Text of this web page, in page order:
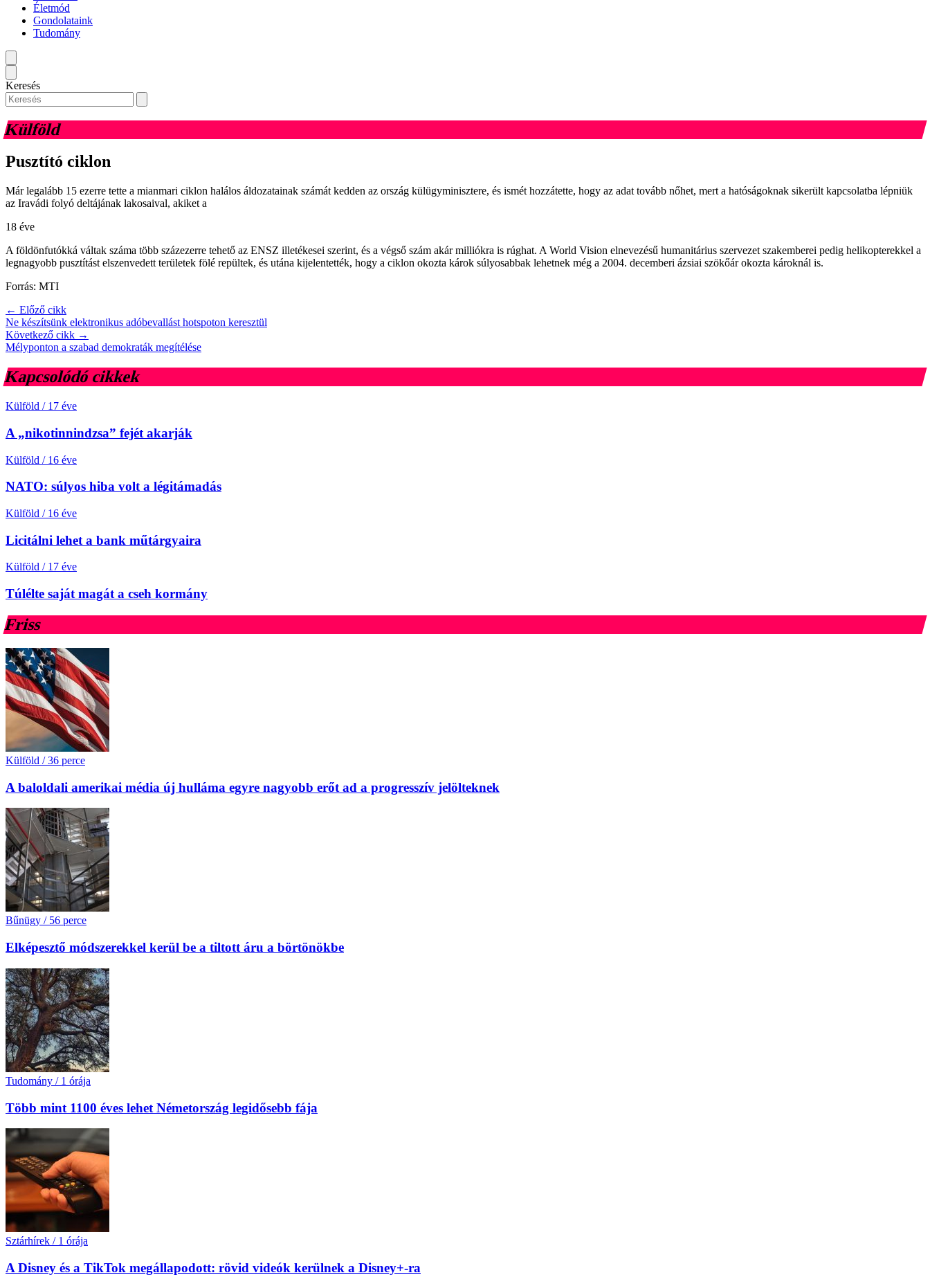
Életmód
Gondolataink
Tudomány
Keresés
Külföld
Pusztító ciklon
Már legalább 15 ezerre tette a mianmari ciklon halálos áldozatainak számát kedden az ország külügyminisztere, és ismét hozzátette, hogy az adat tovább nőhet, mert a hatóságoknak sikerült kapcsolatba lépniük
az Iravádi folyó deltájának lakosaival, akiket a
18 éve
A földönfutókká váltak száma több százezerre tehető az ENSZ illetékesei szerint, és a végső szám akár milliókra is rúghat. A World Vision elnevezésű humanitárius szervezet szakemberei pedig helikopterekkel a
legnagyobb pusztítást elszenvedett területek fölé repültek, és utána kijelentették, hogy a ciklon okozta károk súlyosabbak lehetnek még a 2004. decemberi ázsiai szökőár okozta károknál is.
Forrás: MTI
← Előző cikk
Ne készítsünk elektronikus adóbevallást hotspoton keresztül
Következő cikk →
Mélyponton a szabad demokraták megítélése
Kapcsolódó cikkek
Külföld / 17 éve
A „nikotinnindzsa” fejét akarják
Külföld / 16 éve
NATO: súlyos hiba volt a légitámadás
Külföld / 16 éve
Licitálni lehet a bank műtárgyaira
Külföld / 17 éve
Túlélte saját magát a cseh kormány
Friss
Külföld / 36 perce
A baloldali amerikai média új hulláma egyre nagyobb erőt ad a progresszív jelölteknek
Bűnügy / 56 perce
Elképesztő módszerekkel kerül be a tiltott áru a börtönökbe
Tudomány / 1 órája
Több mint 1100 éves lehet Németország legidősebb fája
Sztárhírek / 1 órája
A Disney és a TikTok megállapodott: rövid videók kerülnek a Disney+-ra